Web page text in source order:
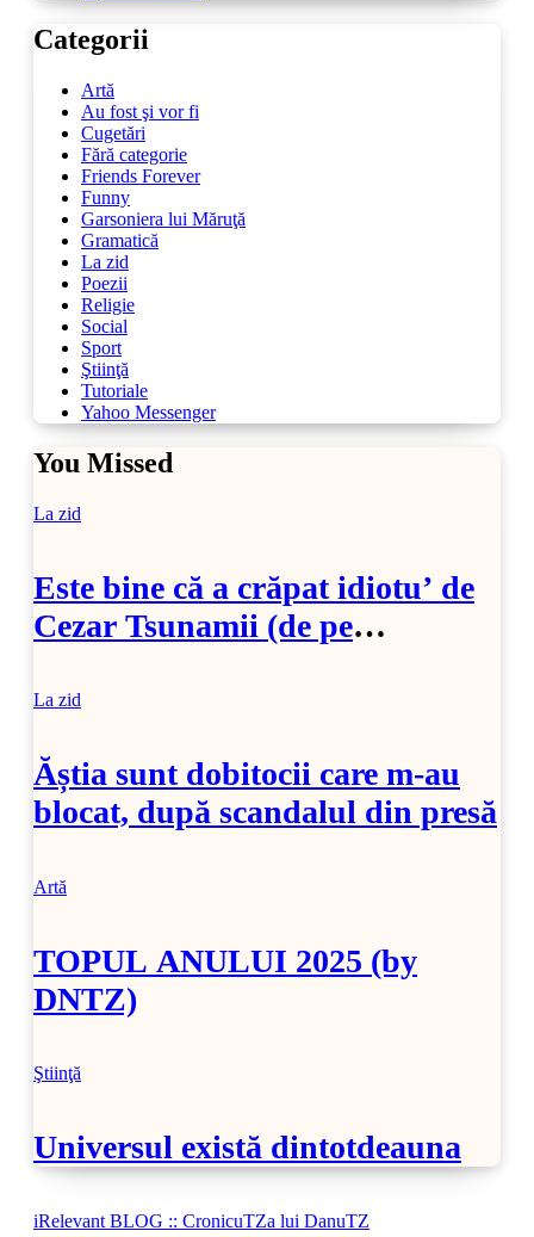
Categorii
Artă
Au fost şi vor fi
Cugetări
Fără categorie
Friends Forever
Funny
Garsoniera lui Măruţă
Gramatică
La zid
Poezii
Religie
Social
Sport
Ştiinţă
Tutoriale
Yahoo Messenger
You Missed
La zid
Este bine că a crăpat idiotu’ de
Cezar Tsunamii (de pe
La zid
Ăștia sunt dobitocii care m-au
blocat, după scandalul din presă
Artă
TOPUL ANULUI 2025 (by
DNTZ)
Ştiinţă
Universul există dintotdeauna
iRelevant BLOG :: CronicuTZa lui DanuTZ